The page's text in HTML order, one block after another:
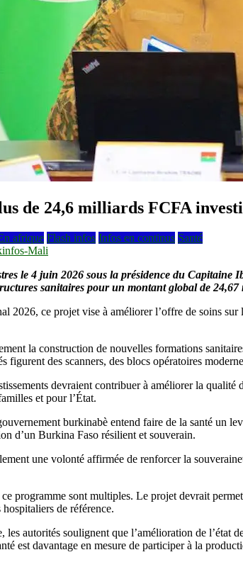
de 24,6 milliards FCFA
afrique Flash infos Infos en continus Santé
Mali
le 4 juin 2026 sous la présidence du Capitaine
sanitaires pour un montant global de
2026, ce projet vise à améliorer l’offre de soins
la construction de nouvelles formations
figurent des scanners, des blocs opératoires
devraient contribuer à améliorer la
et pour l’État.
burkinabè entend faire de la santé un
d’un Burkina Faso résilient et souverain.
une volonté affirmée de renforcer la
programme sont multiples. Le projet devrait
de référence.
les autorités soulignent que l’amélioration de
est davantage en mesure de participer à la